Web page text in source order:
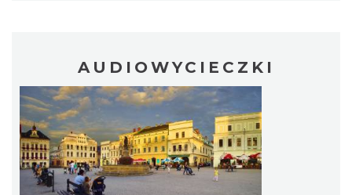
Cieszyn
2026-08-23
0.34 km
AUDIOWYCIECZKI